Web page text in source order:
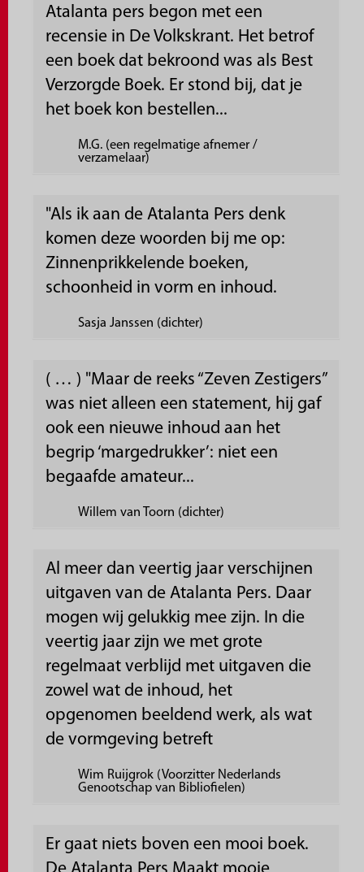
Atalanta pers begon met een
recensie in De Volkskrant. Het betrof
een boek dat bekroond was als Best
Verzorgde Boek. Er stond bij, dat je
het boek kon bestellen...
M.G. (een regelmatige afnemer /
verzamelaar)
"Als ik aan de Atalanta Pers denk
komen deze woorden bij me op:
Zinnenprikkelende boeken,
schoonheid in vorm en inhoud.
Sasja Janssen (dichter)
( … ) "Maar de reeks “Zeven Zestigers”
was niet alleen een statement, hij gaf
ook een nieuwe inhoud aan het
begrip ‘margedrukker’: niet een
begaafde amateur...
Willem van Toorn (dichter)
Al meer dan veertig jaar verschijnen
uitgaven van de Atalanta Pers. Daar
mogen wij gelukkig mee zijn. In die
veertig jaar zijn we met grote
regelmaat verblijd met uitgaven die
zowel wat de inhoud, het
opgenomen beeldend werk, als wat
de vormgeving betreft
Wim Ruijgrok (Voorzitter Nederlands
Genootschap van Bibliofielen)
Er gaat niets boven een mooi boek.